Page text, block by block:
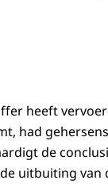
heeft
had
de
uitbuiting van